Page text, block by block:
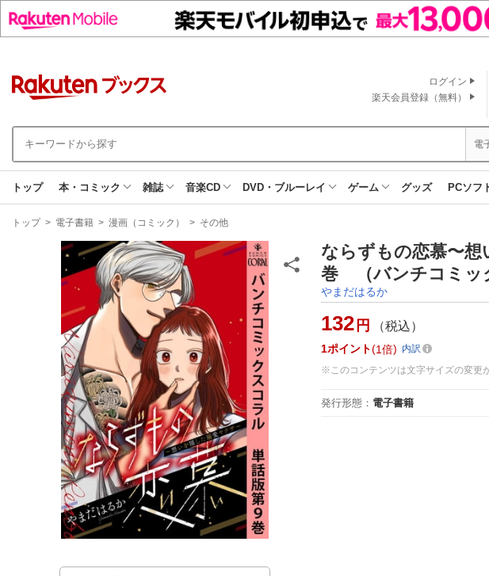
ログイン
楽天会員登録（無料）
電
トップ 本・コミック 雑誌 音楽CD DVD・ブルーレイ ゲーム グッズ PCソフ
現
トップ > 電子書籍 > 漫画（コミック） > その他
ならずもの恋慕〜
巻 （バンチコミッ
やまだはるか
132 円 （税込）
1ポイント 1倍
内訳
※このコンテンツは文字サイズの変更
発行形態 ： 電子書籍